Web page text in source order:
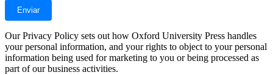
Our Privacy Policy sets out how Oxford University Press handles
your personal information, and your rights to object to your personal
information being used for marketing to you or being processed as
part of our business activities.